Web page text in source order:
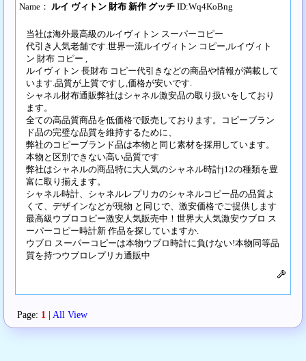
Name： ルイ ヴィトン 財布 新作 グッチ ID:Wq4KoBng
当社は海外最高級のルイヴィトン スーパーコピー
代引き人気老舗です.世界一流ルイヴィトン コピー,ルイヴィト
ン 財布 コピー ,
ルイヴィトン 長財布 コピー代引きなどの商品や情報が満載して
います.品質が上質ですし,価格が安いです.
シャネル財布通販弊社はシャネル激安品の取り扱いをしており
ます。
全ての高品質商品を低価格で販売しております。コピーブラン
ド品の完璧な品質を維持するために、
弊社のコピーブランド品は本物と同じ素材を採用しています。
本物と区別できない高い品質です
弊社はシャネルの商品特に大人気のシャネル時計j12の種類を豊
富に取り揃えます。
シャネル時計、シャネルレプリカのシャネルコピー品の品質よ
くて、デザインなどが現物 と同じで、激安価格でご提供します
最高級ウブロコピー激安人気販売中！世界大人気激安ウブロ ス
ーパーコピー時計新 作品を探していますか.
ウブロ スーパーコピーは本物ウブロ時計に負けない!本物同等品
質を持つウブロレプリカ通販中
Page: 1 | All View